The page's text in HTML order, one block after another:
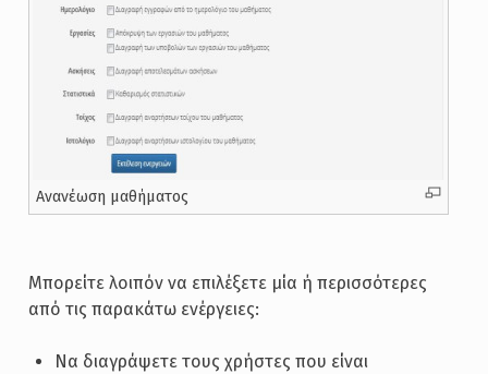
Ανανέωση μαθήματος
Μπορείτε λοιπόν να επιλέξετε μία ή περισσότερες
από τις παρακάτω ενέργειες:
Να διαγράψετε τους χρήστες που είναι